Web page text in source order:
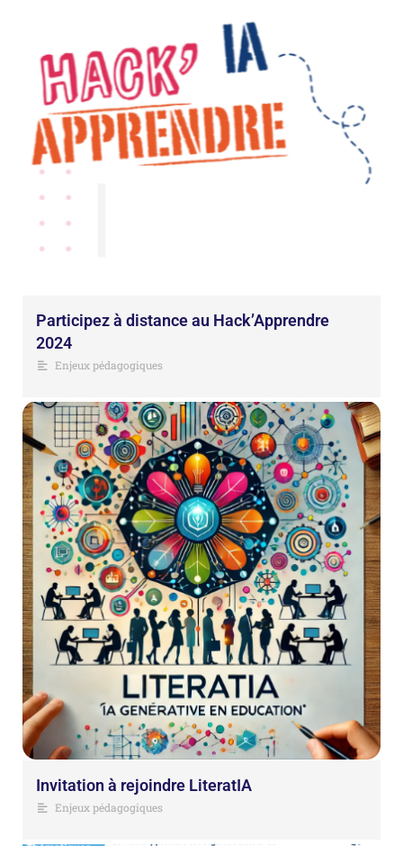
Participez à distance au Hack’Apprendre
2024
Enjeux pédagogiques
Invitation à rejoindre LiteratIA
Enjeux pédagogiques